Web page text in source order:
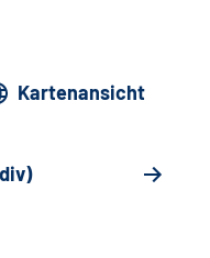
Kartenansicht